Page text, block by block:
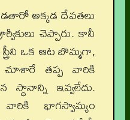
అక్కడ దేవతలు
చెప్పారు. కానీ
ఒక ఆట బొమ్మగా,
తప్ప వారికి
ఇవ్వలేదు.
భాగస్వామ్యం